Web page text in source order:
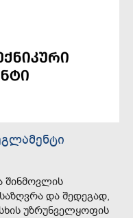
შინმოვლის
და შედეგად,
უზრუნველყოფის